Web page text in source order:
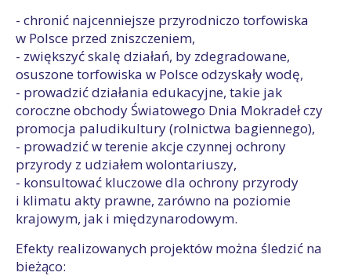
- chronić najcenniejsze przyrodniczo torfowiska
w Polsce przed zniszczeniem,
- zwiększyć skalę działań, by zdegradowane,
osuszone torfowiska w Polsce odzyskały wodę,
- prowadzić działania edukacyjne, takie jak
coroczne obchody Światowego Dnia Mokradeł czy
promocja paludikultury (rolnictwa bagiennego),
- prowadzić w terenie akcje czynnej ochrony
przyrody z udziałem wolontariuszy,
- konsultować kluczowe dla ochrony przyrody
i klimatu akty prawne, zarówno na poziomie
krajowym, jak i międzynarodowym.
Efekty realizowanych projektów można śledzić na
bieżąco: